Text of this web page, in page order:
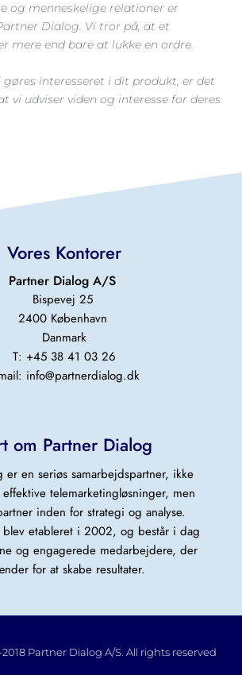
og menneskelige relationer er
Dialog. Vi tror på, at et
mere end bare at lukke en ordre.
gøres interesseret i dit produkt, er det
vi udviser viden og interesse for deres
Vores Kontorer
Partner Dialog A/S
Bispevej 25
2400 København
Danmark
T: +45 38 41 03 26
info@partnerdialog.dk
om Partner Dialog
er en seriøs samarbejdspartner, ikke
telemarketingløsninger, men
inden for strategi og analyse.
blev etableret i 2002, og består i dag
og engagerede medarbejdere, der
for at skabe resultater.
Partner Dialog A/S. All rights reserved